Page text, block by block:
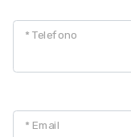
* Telefono
* Email